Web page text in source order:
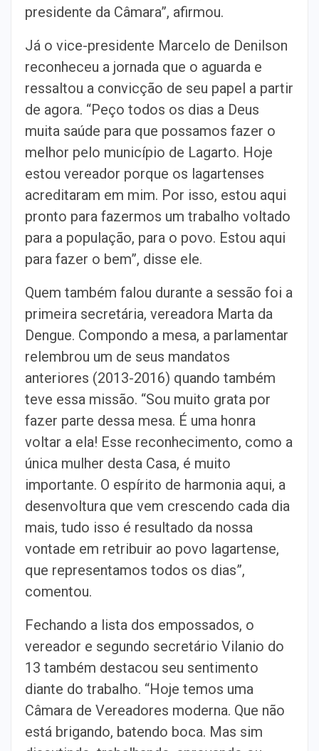
presidente da Câmara”, afirmou.
Já o vice-presidente Marcelo de Denilson
reconheceu a jornada que o aguarda e
ressaltou a convicção de seu papel a partir
de agora. “Peço todos os dias a Deus
muita saúde para que possamos fazer o
melhor pelo município de Lagarto. Hoje
estou vereador porque os lagartenses
acreditaram em mim. Por isso, estou aqui
pronto para fazermos um trabalho voltado
para a população, para o povo. Estou aqui
para fazer o bem”, disse ele.
Quem também falou durante a sessão foi a
primeira secretária, vereadora Marta da
Dengue. Compondo a mesa, a parlamentar
relembrou um de seus mandatos
anteriores (2013-2016) quando também
teve essa missão. “Sou muito grata por
fazer parte dessa mesa. É uma honra
voltar a ela! Esse reconhecimento, como a
única mulher desta Casa, é muito
importante. O espírito de harmonia aqui, a
desenvoltura que vem crescendo cada dia
mais, tudo isso é resultado da nossa
vontade em retribuir ao povo lagartense,
que representamos todos os dias”,
comentou.
Fechando a lista dos empossados, o
vereador e segundo secretário Vilanio do
13 também destacou seu sentimento
diante do trabalho. “Hoje temos uma
Câmara de Vereadores moderna. Que não
está brigando, batendo boca. Mas sim